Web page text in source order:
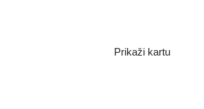
Prikaži kartu